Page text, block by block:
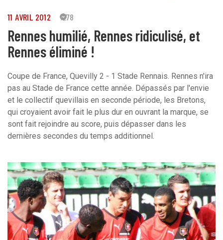
11 AVRIL 2012 278
Rennes humilié, Rennes ridiculisé, et
Rennes éliminé !
Coupe de France, Quevilly 2 - 1 Stade Rennais. Rennes n'ira
pas au Stade de France cette année. Dépassés par l'envie
et le collectif quevillais en seconde période, les Bretons,
qui croyaient avoir fait le plus dur en ouvrant la marque, se
sont fait rejoindre au score, puis dépasser dans les
dernières secondes du temps additionnel.